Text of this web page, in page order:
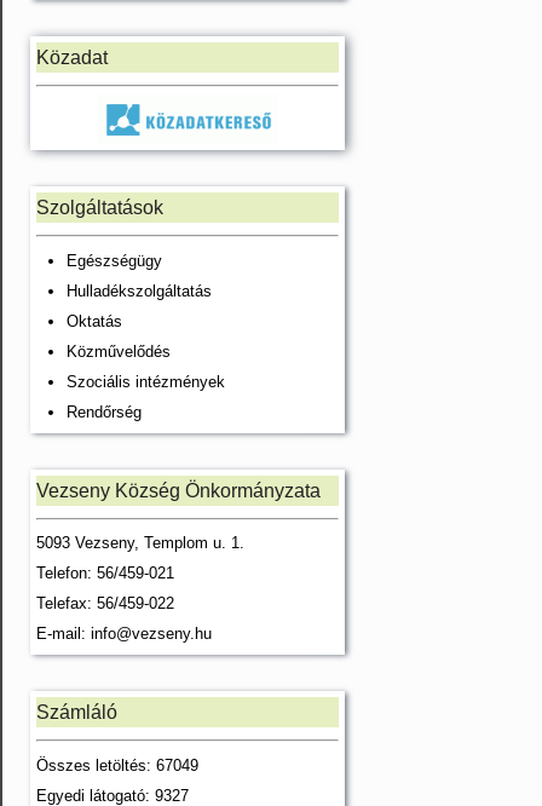
Közadat
Szolgáltatások
Egészségügy
Hulladékszolgáltatás
Oktatás
Közművelődés
Szociális intézmények
Rendőrség
Vezseny Község Önkormányzata
5093 Vezseny, Templom u. 1.
Telefon: 56/459-021
Telefax: 56/459-022
E-mail: info@vezseny.hu
Számláló
Összes letöltés: 67049
Egyedi látogató: 9327